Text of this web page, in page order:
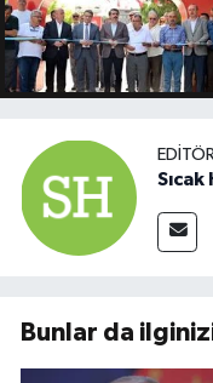
Bunlar da